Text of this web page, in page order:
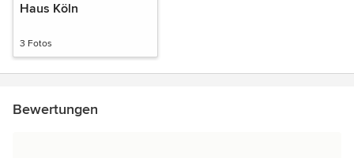
Haus Köln
3 Fotos
Bewertungen